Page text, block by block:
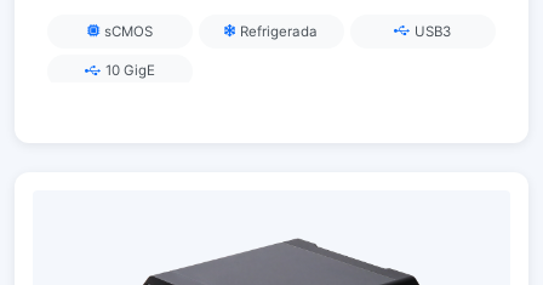
sCMOS Refrigerada USB3
10 GigE